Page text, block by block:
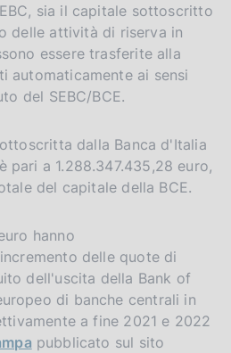
sia il capitale sottoscritto
delle attività di riserva in
essere trasferite alla
automaticamente ai sensi
del SEBC/BCE.
dalla Banca d'Italia
pari a 1.288.347.435,28 euro,
del capitale della BCE.
hanno
delle quote di
dell'uscita della Bank of
di banche centrali in
a fine 2021 e 2022
pubblicato sul sito